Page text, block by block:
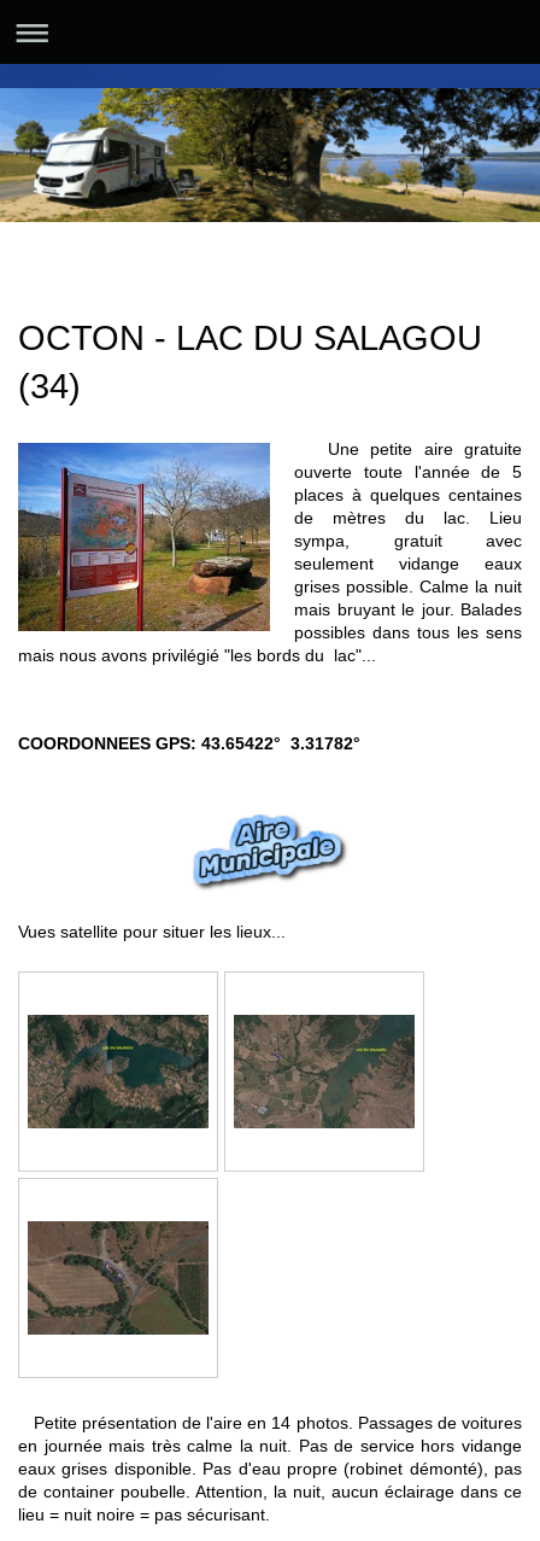
OCTON - LAC DU SALAGOU
(34)
Une petite aire gratuite
ouverte toute l'année de 5
places à quelques centaines
de mètres du lac. Lieu
sympa, gratuit avec
seulement vidange eaux
grises possible. Calme la nuit
mais bruyant le jour. Balades
possibles dans tous les sens
mais nous avons privilégié "les bords du lac"...
COORDONNEES GPS: 43.65422° 3.31782°
Vues satellite pour situer les lieux...
Petite présentation de l'aire en 14 photos. Passages de voitures
en journée mais très calme la nuit. Pas de service hors vidange
eaux grises disponible. Pas d'eau propre (robinet démonté), pas
de container poubelle. Attention, la nuit, aucun éclairage dans ce
lieu = nuit noire = pas sécurisant.